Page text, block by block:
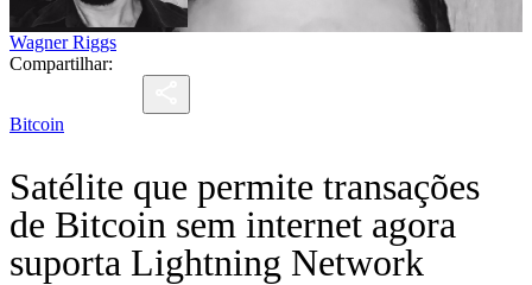
Wagner Riggs
Compartilhar:
Bitcoin
Satélite que permite transações
de Bitcoin sem internet agora
suporta Lightning Network